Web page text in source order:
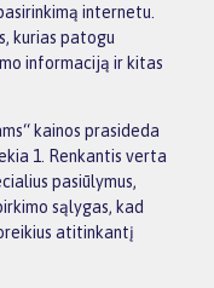
internetu.
kurias patogu
informaciją ir kitas
kainos prasideda
1. Renkantis verta
pasiūlymus,
sąlygas, kad
atitinkantį